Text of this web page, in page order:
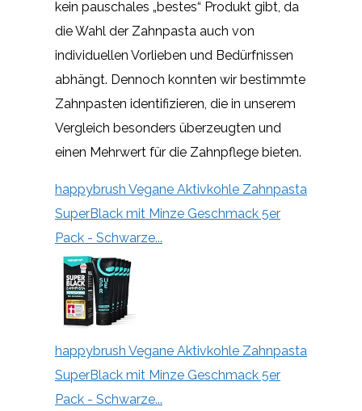
kein pauschales „bestes“ Produkt gibt, da
die Wahl der Zahnpasta auch von
individuellen Vorlieben und Bedürfnissen
abhängt. Dennoch konnten wir bestimmte
Zahnpasten identifizieren, die in unserem
Vergleich besonders überzeugten und
einen Mehrwert für die Zahnpflege bieten.
happybrush Vegane Aktivkohle Zahnpasta
SuperBlack mit Minze Geschmack 5er
Pack - Schwarze...
happybrush Vegane Aktivkohle Zahnpasta
SuperBlack mit Minze Geschmack 5er
Pack - Schwarze...